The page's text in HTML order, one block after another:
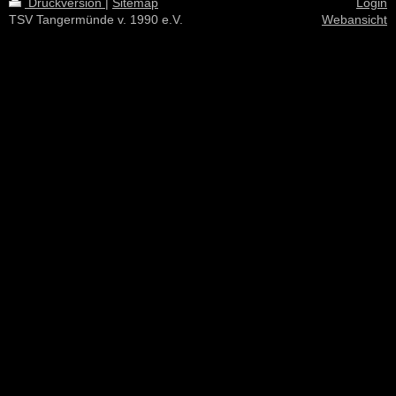
TSV Tangermünde v. 1990 e.V.
Webansicht